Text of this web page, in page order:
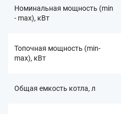
Номинальная мощность (min
- max), кВт
Топочная мощность (min-
max), кВт
Общая емкость котла, л